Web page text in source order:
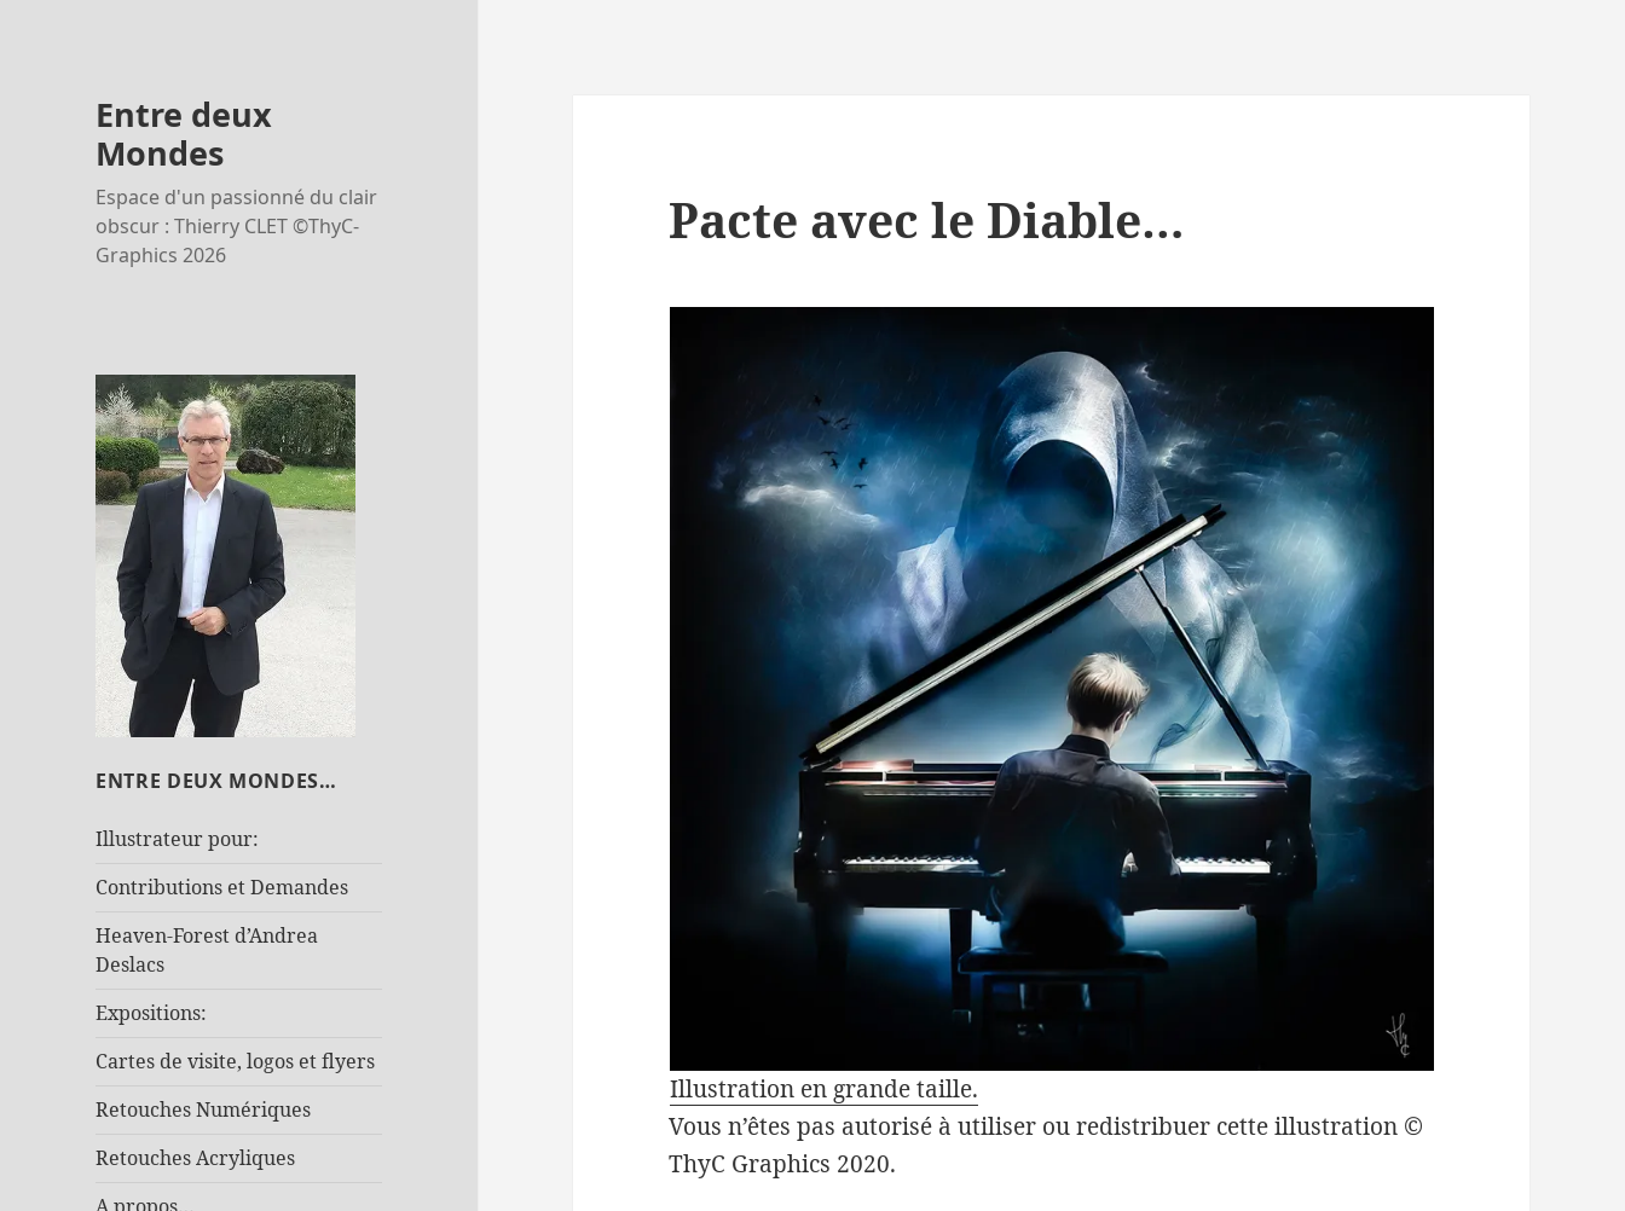
Entre deux
Mondes
Espace d'un passionné du clair
obscur : Thierry CLET ©ThyC-
Graphics 2026
ENTRE DEUX MONDES…
Illustrateur pour:
Contributions et Demandes
Heaven-Forest d’Andrea
Deslacs
Expositions:
Cartes de visite, logos et flyers
Retouches Numériques
Retouches Acryliques
Pacte avec le Diable…
Illustration en grande taille.
Vous n’êtes pas autorisé à utiliser ou redistribuer cette illustration ©
ThyC Graphics 2020.